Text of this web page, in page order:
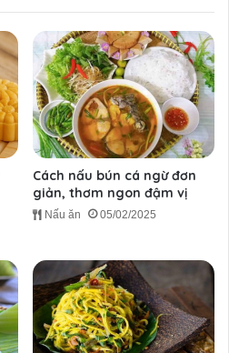
Cách nấu bún cá ngừ đơn
giản, thơm ngon đậm vị
Nấu ăn 05/02/2025